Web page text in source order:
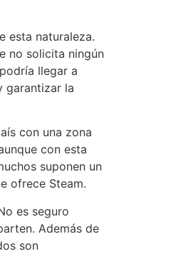
esta naturaleza.
no solicita ningún
llegar a
garantizar la
con una zona
con esta
suponen un
ofrece Steam.
es seguro
Además de
son